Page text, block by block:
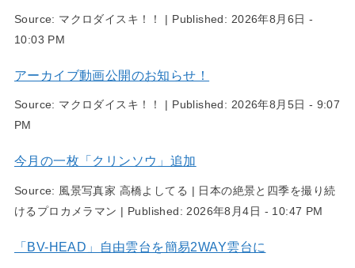
Source: マクロダイスキ！！ | Published: 2026年8月6日 -
10:03 PM
アーカイブ動画公開のお知らせ！
Source: マクロダイスキ！！ | Published: 2026年8月5日 - 9:07
PM
今月の一枚「クリンソウ」追加
Source: 風景写真家 高橋よしてる | 日本の絶景と四季を撮り続
けるプロカメラマン | Published: 2026年8月4日 - 10:47 PM
「BV-HEAD」自由雲台を簡易2WAY雲台に